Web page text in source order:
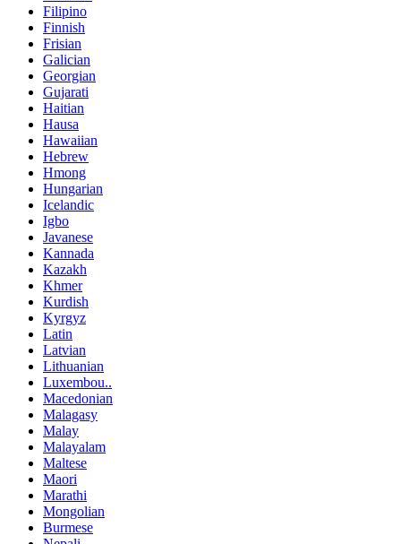
Filipino
Finnish
Frisian
Galician
Georgian
Gujarati
Haitian
Hausa
Hawaiian
Hebrew
Hmong
Hungarian
Icelandic
Igbo
Javanese
Kannada
Kazakh
Khmer
Kurdish
Kyrgyz
Latin
Latvian
Lithuanian
Luxembou..
Macedonian
Malagasy
Malay
Malayalam
Maltese
Maori
Marathi
Mongolian
Burmese